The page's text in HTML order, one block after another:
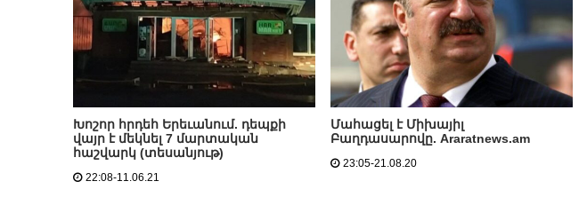
Խոշոր հրդեհ Երեւանում. դեպքի
վայր է մեկնել 7 մարտական
հաշվարկ (տեսանյութ)
22:08-11.06.21
Մահացել է Միխայիլ
Բաղդասարովը. Araratnews.am
23:05-21.08.20